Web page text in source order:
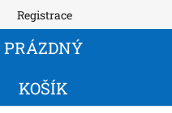
Registrace
PRÁZDNÝ
KOŠÍK